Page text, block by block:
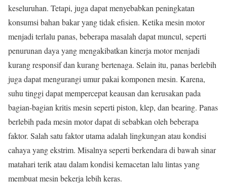
keseluruhan. Tetapi, juga dapat menyebabkan peningkatan
konsumsi bahan bakar yang tidak efisien. Ketika mesin motor
menjadi terlalu panas, beberapa masalah dapat muncul, seperti
penurunan daya yang mengakibatkan kinerja motor menjadi
kurang responsif dan kurang bertenaga. Selain itu, panas berlebih
juga dapat mengurangi umur pakai komponen mesin. Karena,
suhu tinggi dapat mempercepat keausan dan kerusakan pada
bagian-bagian kritis mesin seperti piston, klep, dan bearing. Panas
berlebih pada mesin motor dapat di sebabkan oleh beberapa
faktor. Salah satu faktor utama adalah lingkungan atau kondisi
cahaya yang ekstrim. Misalnya seperti berkendara di bawah sinar
matahari terik atau dalam kondisi kemacetan lalu lintas yang
membuat mesin bekerja lebih keras.